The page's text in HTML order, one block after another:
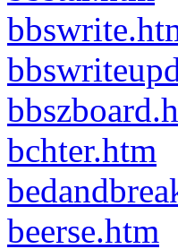
bchter.htm
beerse.htm